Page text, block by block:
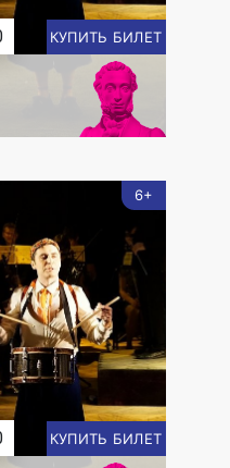
КУПИТЬ БИЛЕТ
6+
КУПИТЬ БИЛЕТ